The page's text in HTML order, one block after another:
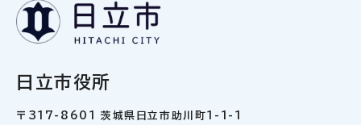
日立市役所
〒317-8601 茨城県日立市助川町1-1-1